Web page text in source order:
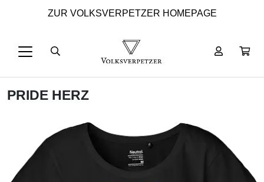
ZUR VOLKSVERPETZER HOMEPAGE
PRIDE HERZ